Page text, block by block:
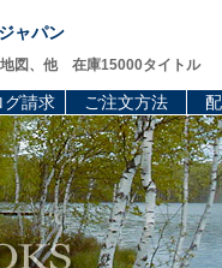
ャパン
地図、他 在庫15000タイトル
グ請求 ご注文方法